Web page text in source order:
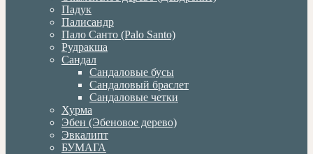
Падук
Палисандр
Пало Санто (Palo Santo)
Рудракша
Сандал
Сандаловые бусы
Сандаловый браслет
Сандаловые четки
Хурма
Эбен (Эбеновое дерево)
Эвкалипт
БУМАГА